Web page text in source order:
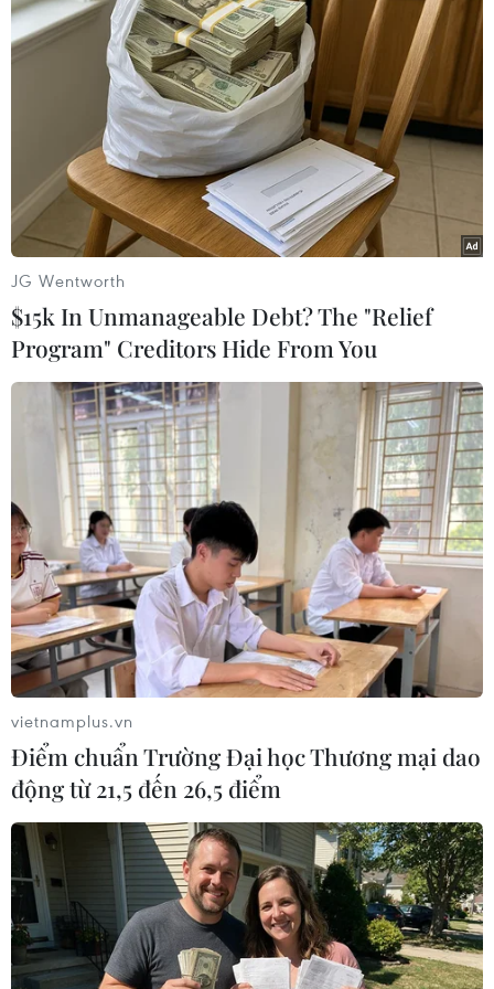
(TTXVN/Vietnam+)
#Afghanistan #viện trợ cho Afghanistan
#taliban
Afghanistan
Theo dõi VietnamPlus
TIN LIÊN QUAN
JG Wentworth
$15k In Unmanageable Debt? The "Relief
Program" Creditors Hide From You
vietnamplus.vn
Điểm chuẩn Trường Đại học Thương mại dao
động từ 21,5 đến 26,5 điểm